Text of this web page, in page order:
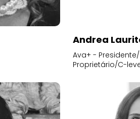
Andrea
Ava+ -
Proprietário/C-